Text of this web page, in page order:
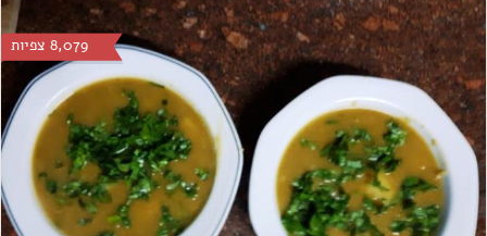
8,079 צפיות